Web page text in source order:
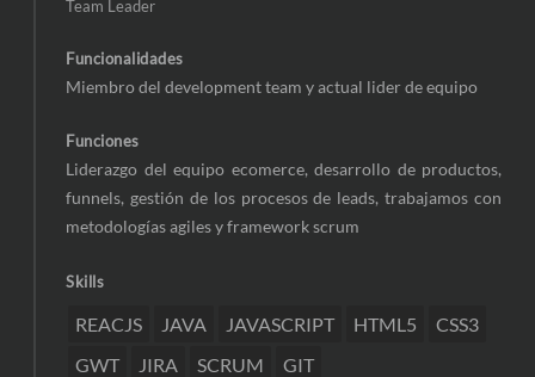
Team Leader
Funcionalidades
Miembro del development team y actual lider de equipo
Funciones
Liderazgo del equipo ecomerce, desarrollo de productos,
funnels, gestión de los procesos de leads, trabajamos con
metodologías agiles y framework scrum
Skills
REACJS JAVA JAVASCRIPT HTML5
CSS3
GWT
JIRA SCRUM GIT